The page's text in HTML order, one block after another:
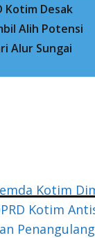
Kotim Desak
Alih Potensi
Alur Sungai
Kotim
Kotim